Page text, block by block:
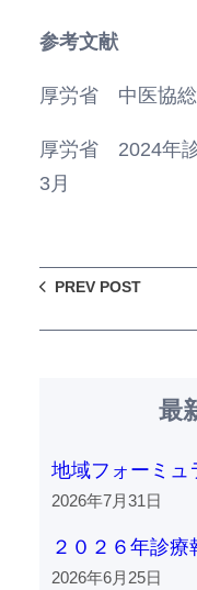
参考文献
厚労省 中医協
厚労省 2024年
3月
PREV POST
最
地域フォーミュ
2026年7月31日
２０２６年診
2026年6月25日